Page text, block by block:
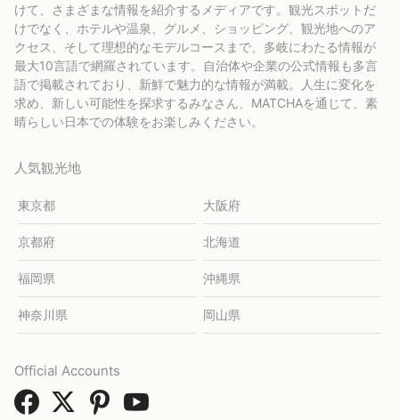
けて、さまざまな情報を紹介するメディアです。観光スポットだ
けでなく、ホテルや温泉、グルメ、ショッピング、観光地へのア
クセス、そして理想的なモデルコースまで、多岐にわたる情報が
最大10言語で網羅されています。自治体や企業の公式情報も多言
語で掲載されており、新鮮で魅力的な情報が満載。人生に変化を
求め、新しい可能性を探求するみなさん、MATCHAを通じて、素
晴らしい日本での体験をお楽しみください。
人気観光地
東京都 大阪府
京都府 北海道
福岡県 沖縄県
神奈川県 岡山県
Official Accounts